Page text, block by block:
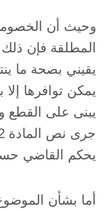
وحيث أن
المطلقة فإن
يقيني بصحة ما
يمكن توافرها
يبنى على القطع
يحكم القاضي
أما بشأن